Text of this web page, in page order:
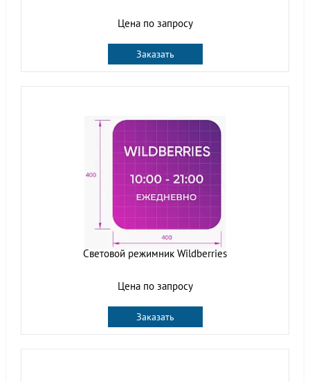
Цена по запросу
Заказать
Световой режимник Wildberries
Цена по запросу
Заказать